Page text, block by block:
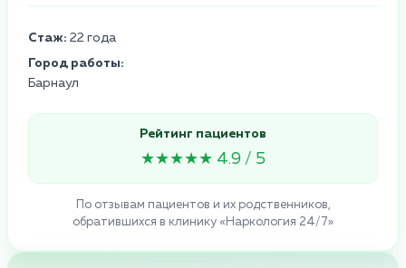
Стаж: 22 года
Город работы:
Барнаул
Рейтинг пациентов
★★★★★ 4.9 / 5
По отзывам пациентов и их родственников,
обратившихся в клинику «Наркология 24/7»